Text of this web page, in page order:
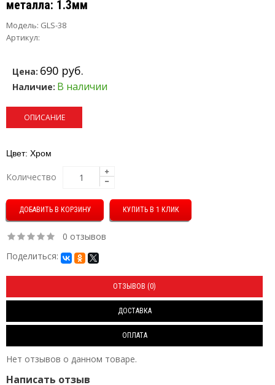
металла: 1.3мм
Модель: GLS-38
Артикул:
Цена: 690 руб.
Наличие: В наличии
ОПИСАНИЕ
Цвет: Хром
Количество
КУПИТЬ В 1 КЛИК
0 отзывов
Поделиться:
ОТЗЫВОВ (0)
ДОСТАВКА
ОПЛАТА
Нет отзывов о данном товаре.
Написать отзыв